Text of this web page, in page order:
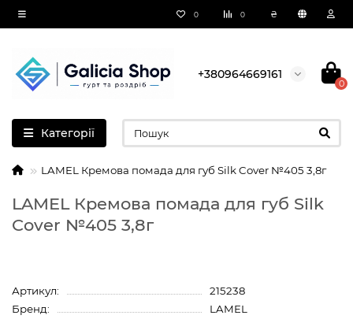
0 0 ₴
+380964669161
0
Категорії
LAMEL Кремова помада для губ Silk Cover №405 3,8г
LAMEL Кремова помада для губ Silk
Cover №405 3,8г
Артикул:
215238
Бренд:
LAMEL